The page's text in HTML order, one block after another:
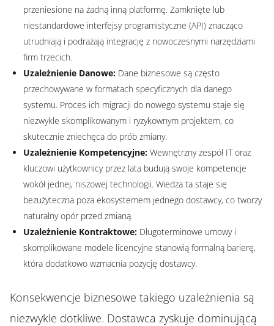
przeniesione na żadną inną platformę. Zamknięte lub
niestandardowe interfejsy programistyczne (API) znacząco
utrudniają i podrażają integrację z nowoczesnymi narzędziami
firm trzecich.
Uzależnienie Danowe: Dane biznesowe są często
przechowywane w formatach specyficznych dla danego
systemu. Proces ich migracji do nowego systemu staje się
niezwykle skomplikowanym i ryzykownym projektem, co
skutecznie zniechęca do prób zmiany.
Uzależnienie Kompetencyjne: Wewnętrzny zespół IT oraz
kluczowi użytkownicy przez lata budują swoje kompetencje
wokół jednej, niszowej technologii. Wiedza ta staje się
bezużyteczna poza ekosystemem jednego dostawcy, co tworzy
naturalny opór przed zmianą.
Uzależnienie Kontraktowe: Długoterminowe umowy i
skomplikowane modele licencyjne stanowią formalną barierę,
która dodatkowo wzmacnia pozycję dostawcy.
Konsekwencje biznesowe takiego uzależnienia są
niezwykle dotkliwe. Dostawca zyskuje dominującą